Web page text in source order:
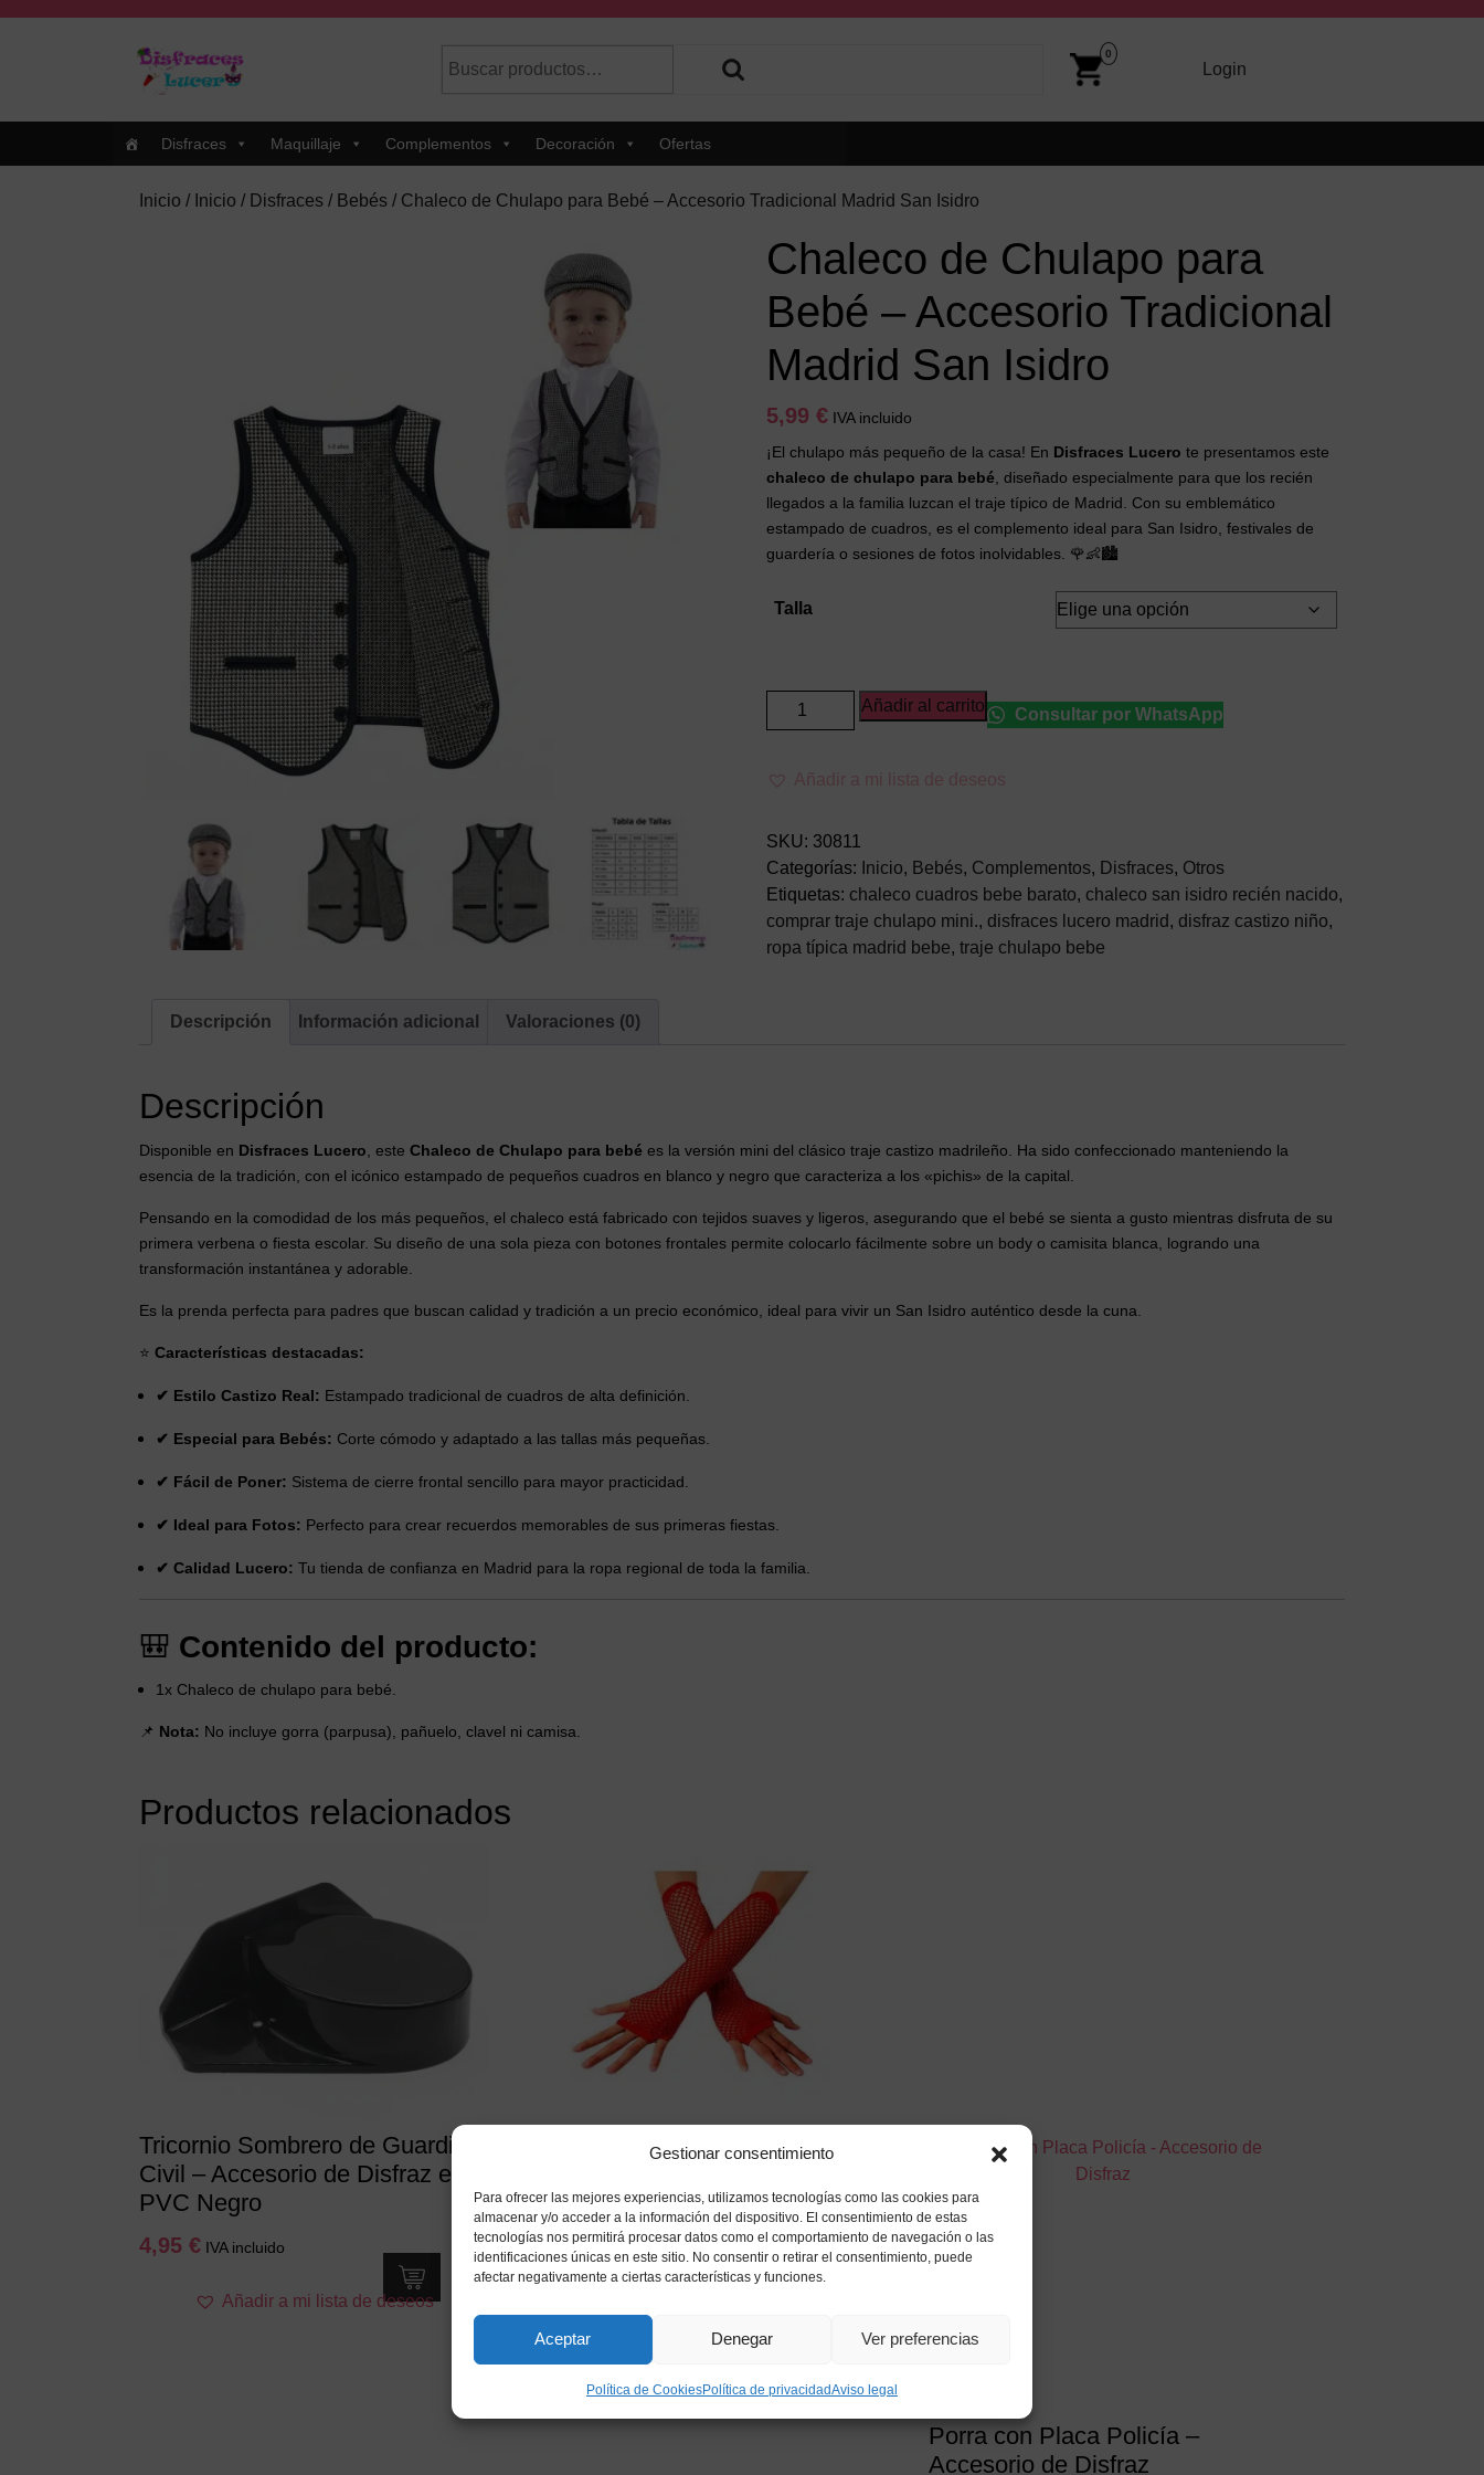
Gestionar consentimiento
Para ofrecer las mejores experiencias, utilizamos tecnologías como las cookies para
almacenar y/o acceder a la información del dispositivo. El consentimiento de estas
tecnologías nos permitirá procesar datos como el comportamiento de navegación o las
identificaciones únicas en este sitio. No consentir o retirar el consentimiento, puede
afectar negativamente a ciertas características y funciones.
Aceptar Denegar Ver preferencias
Política de CookiesPolítica de privacidadAviso legal
Cuando hay resultados autocompletados, puedes utilizar las flechas de arriba y abajo para revisarlos y Enter para ir a la página
0
Image
Login
Disfraces Maquillaje Complementos Decoración Ofertas
Inicio / Inicio / Disfraces / Bebés / Chaleco de Chulapo para Bebé – Accesorio Tradicional Madrid San Isidro
Chaleco de Chulapo para
Bebé – Accesorio Tradicional
Madrid San Isidro
5,99 € IVA incluido
¡El chulapo más pequeño de la casa! En Disfraces Lucero te presentamos este
chaleco de chulapo para bebé , diseñado especialmente para que los recién
llegados a la familia luzcan el traje típico de Madrid. Con su emblemático
estampado de cuadros, es el complemento ideal para San Isidro, festivales de
guardería o sesiones de fotos inolvidables. 🌹👶🏙️
Talla
Chaleco
de
para
–
Accesorio
Tradicional
Madrid
San
Añadir al carrito Consultar por WhatsApp
Añadir a mi lista de deseos
SKU: 30811
Categorías: Inicio, Bebés, Complementos, Disfraces, Otros
Etiquetas: chaleco cuadros bebe barato, chaleco san isidro recién nacido,
comprar traje chulapo mini., disfraces lucero madrid , disfraz castizo niño,
ropa típica madrid bebe, traje chulapo bebe
Descripción Información adicional Valoraciones (0)
Descripción
Disponible en Disfraces Lucero , este Chaleco de Chulapo para bebé es la versión mini del clásico traje castizo madrileño. Ha sido confeccionado manteniendo la
esencia de la tradición, con el icónico estampado de pequeños cuadros en blanco y negro que caracteriza a los «pichis» de la capital.
Pensando en la comodidad de los más pequeños, el chaleco está fabricado con tejidos suaves y ligeros, asegurando que el bebé se sienta a gusto mientras disfruta de su
primera verbena o fiesta escolar. Su diseño de una sola pieza con botones frontales permite colocarlo fácilmente sobre un body o camisita blanca, logrando una
transformación instantánea y adorable.
Es la prenda perfecta para padres que buscan calidad y tradición a un precio económico, ideal para vivir un San Isidro auténtico desde la cuna.
⭐ Características destacadas:
✔ Estilo Castizo Real: Estampado tradicional de cuadros de alta definición.
✔ Especial para Bebés: Corte cómodo y adaptado a las tallas más pequeñas.
✔ Fácil de Poner: Sistema de cierre frontal sencillo para mayor practicidad.
✔ Ideal para Fotos: Perfecto para crear recuerdos memorables de sus primeras fiestas.
✔ Calidad Lucero: Tu tienda de confianza en Madrid para la ropa regional de toda la familia.
🎒 Contenido del producto:
1x Chaleco de chulapo para bebé.
📌 Nota: No incluye gorra (parpusa), pañuelo, clavel ni camisa.
Productos relacionados
Tricornio Sombrero de Guardia
Civil – Accesorio de Disfraz en
PVC Negro
4,95 € IVA incluido
Añadir a mi lista de deseos
Guantes Rejilla Rojos
1,80 € IVA incluido
Añadir a mi lista de deseos
Porra con Placa Policía –
Accesorio de Disfraz